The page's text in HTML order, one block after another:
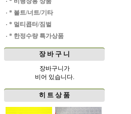
· * 볼트/너트/기타
· * 멀티콥터/짐벌
· * 한정수량 특가상품
장 바 구 니
장바구니가
비어 있습니다.
히 트 상 품